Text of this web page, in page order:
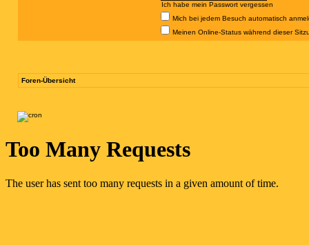
Ich habe mein Passwort vergessen
Mich bei jedem Besuch automatisch
Meinen Online-Status während dieser
Foren-Übersicht